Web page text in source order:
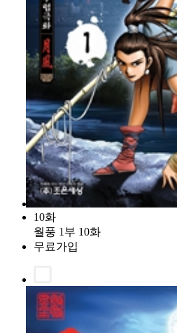
10화
월풍 1부 10화
무료가입